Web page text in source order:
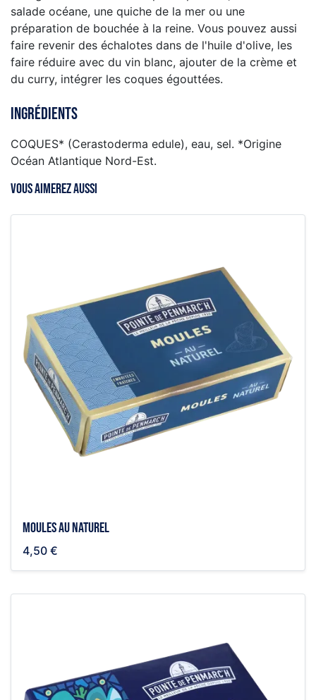
salade océane, une quiche de la mer ou une
préparation de bouchée à la reine. Vous pouvez aussi
faire revenir des échalotes dans de l'huile d'olive, les
faire réduire avec du vin blanc, ajouter de la crème et
du curry, intégrer les coques égouttées.
Ingrédients
COQUES* (Cerastoderma edule), eau, sel. *Origine
Océan Atlantique Nord-Est.
VOUS AIMEREZ AUSSI
Moules au naturel
4,50 €